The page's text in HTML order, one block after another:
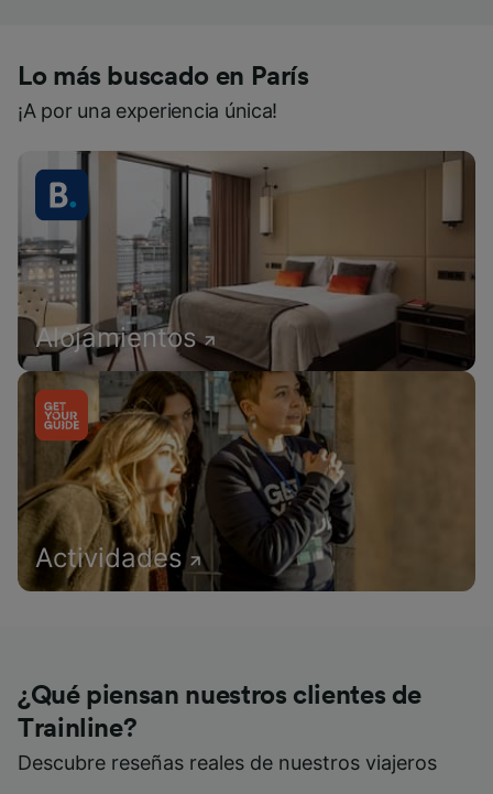
Lo más buscado en París
¡A por una experiencia única!
Alojamientos
Actividades
¿Qué piensan nuestros clientes de
Trainline?
Descubre reseñas reales de nuestros viajeros